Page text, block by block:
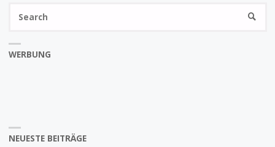
WERBUNG
NEUESTE BEITRÄGE